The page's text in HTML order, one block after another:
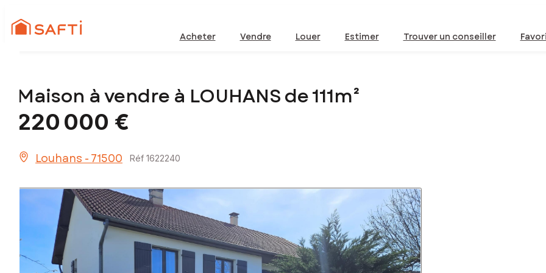
Acheter Vendre Louer Estimer Trouver un conseiller
Maison à vendre à LOUHANS de 111m²
220 000 €
Louhans - 71500 Réf 1622240